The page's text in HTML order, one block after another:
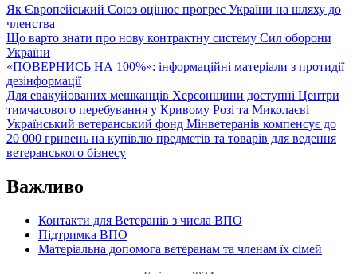
Як Європейський Союз оцінює прогрес України на шляху до
членства
Що варто знати про нову контрактну систему Сил оборони
України
«ПОВЕРНИСЬ НА 100%»: інформаційні матеріали з протидії
дезінформації
Для евакуйованих мешканців Херсонщини доступні Центри
тимчасового перебування у Кривому Розі та Миколаєві
Український ветеранський фонд Мінветеранів компенсує до
20 000 гривень на купівлю предметів та товарів для ведення
ветеранського бізнесу
Важливо
Контакти для Ветеранів з числа ВПО
Підтримка ВПО
Матеріальна допомога ветеранам та членам їх сімей